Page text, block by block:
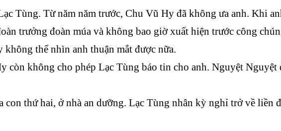
Tùng. Từ năm năm trước, Chu Vũ Hy đã không ưa anh. Khi
trưởng đoàn múa và không bao giờ xuất hiện trước công
thể nhìn anh thuận mắt được nữa.
không cho phép Lạc Tùng báo tin cho anh. Nguyệt
con thứ hai, ở nhà an dưỡng. Lạc Tùng nhân kỳ nghỉ trở về liền